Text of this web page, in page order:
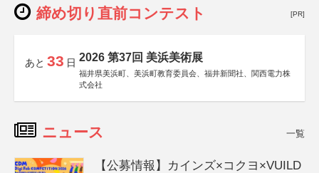
締め切り直前コンテスト [PR]
あと 33 日 2026 第37回 美浜美術展
福井県美浜町、美浜町教育委員会、福井新聞社、関西電力株
式会社
ニュース 一覧
【公募情報】カインズ×コクヨ×VUILD